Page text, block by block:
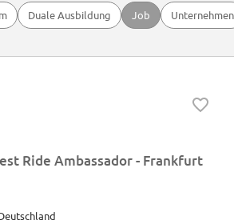
Duale Ausbildung Job Unternehmen
Ride Ambassador - Frankfurt